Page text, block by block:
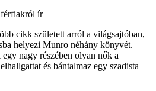
ír
cikk született arról a világsajtóban,
helyezi Munro néhány könyvét.
nagy részében olyan nők a
és bántalmaz egy szadista